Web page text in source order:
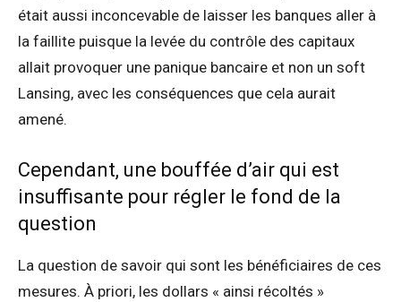
était aussi inconcevable de laisser les banques aller à
la faillite puisque la levée du contrôle des capitaux
allait provoquer une panique bancaire et non un soft
Lansing, avec les conséquences que cela aurait
amené.
Cependant, une bouffée d’air qui est
insuffisante pour régler le fond de la
question
La question de savoir qui sont les bénéficiaires de ces
mesures. À priori, les dollars « ainsi récoltés »